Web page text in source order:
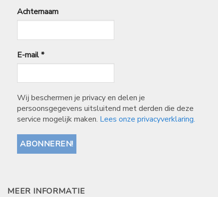
Achternaam
E-mail*
Wij beschermen je privacy en delen je
persoonsgegevens uitsluitend met derden die deze
service mogelijk maken. Lees onze privacyverklaring.
MEER INFORMATIE